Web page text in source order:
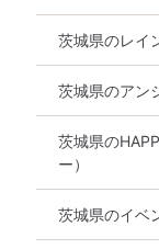
茨城県のレイ
茨城県のアン
茨城県の
ー）
茨城県のイベ